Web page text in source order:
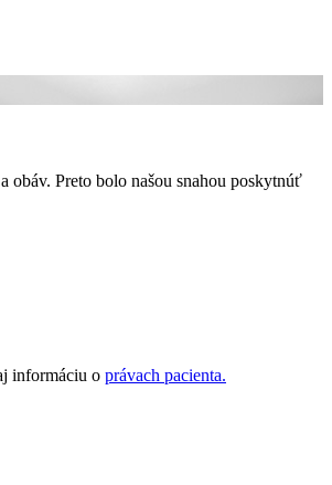
obáv. Preto bolo našou snahou poskytnúť
informáciu o právach pacienta.